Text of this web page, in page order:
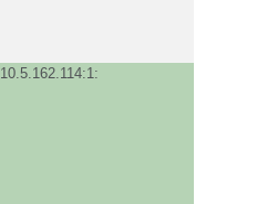
10.5.162.114:1: